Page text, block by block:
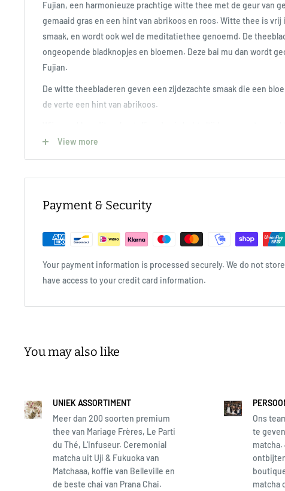
Fujian, een harmonieuze prachtige witte thee met de geur van
gemaaid gras en een hint van abrikoos en roos. Witte thee is vrij
smaak, en wordt ook wel de meditatiethee genoemd. De
ongeopende bladknopjes en bloemen. Deze bai mu dan wordt
Fujian.
De witte theebladeren geven een zijdezachte smaak die een
de verte een hint van abrikoos.
Zet advies:
View more
Payment & Security
Your payment information is processed securely. We do not
have access to your credit card information.
You may also like
UNIEK ASSORTIMENT
Meer dan 200 soorten premium
thee van Mariage Frères, Le Parti
du Thé, L'Infuseur. Ceremonial
matcha uit Uji & Fukuoka van
Matchaaa, koffie van Belleville en
de beste chai van Prana Chai.
Ons
te
matcha